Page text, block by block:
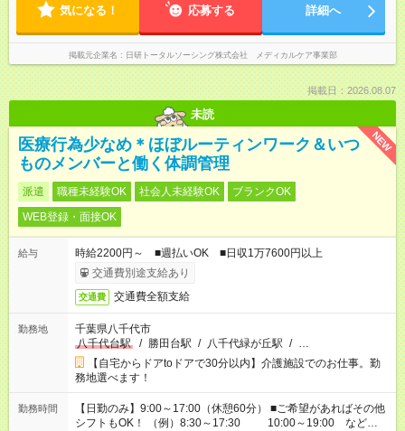
気になる！ 応募する 詳細へ
掲載元企業名 日研トータルソーシング株式会社 メディカルケア事業部
掲載日：2026.08.07
未読
NEW
医療行為少なめ＊ほぼルーティンワーク＆いつ
ものメンバーと働く体調管理
派遣 職種未経験OK 社会人未経験OK
ブランクOK
WEB登録・面接OK
給与
時給2200円～ ■週払いOK ■日収1万7600円以上
交通費別途支給あり
交通費 交通費全額支給
勤務地
千葉県八千代市
八千代台駅
/ 勝田台駅 / 八千代緑が丘駅 / …
【自宅からドアtoドアで30分以内】介護施設でのお仕事。勤
務地選べます！
勤務時間
【日勤のみ】9:00～17:00（休憩60分） ■ご希望があればその他
シフトもOK！ （例）8:30～17:30 10:00～19:00 など